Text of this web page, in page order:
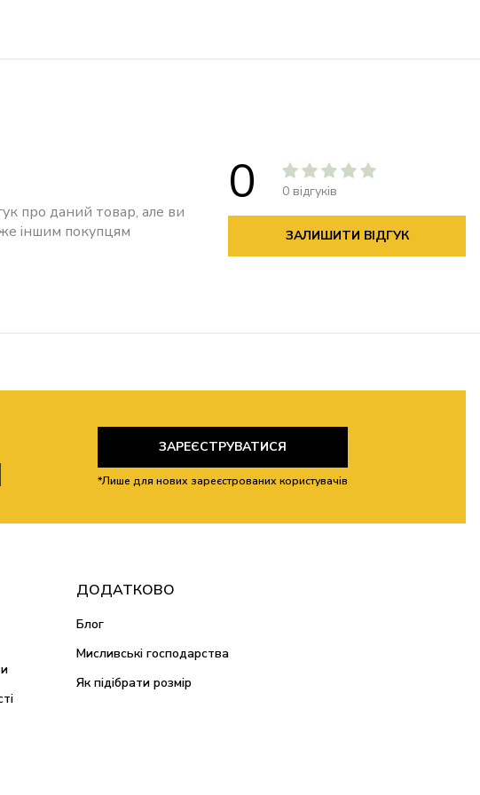
0 0 відгуків
ЗАЛИШИТИ ВІДГУК
про даний товар, але ви
іншим покупцям
ЗАРЕЄСТРУВАТИСЯ
*Лише для нових зареєстрованих користувачів
ДОДАТКОВО
Блог
Мисливські господарства
Як підібрати розмір